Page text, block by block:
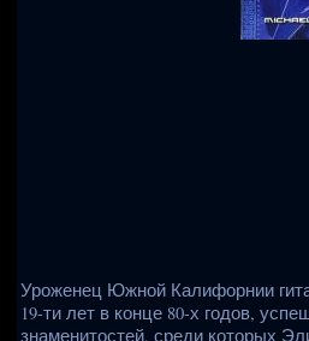
Уроженец Южной Калифорнии
19-ти лет в конце 80-х годов,
знаменитостей, среди которых